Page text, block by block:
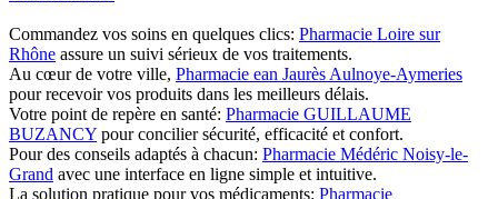
Commandez vos soins en quelques clics: Pharmacie Loire sur
Rhône assure un suivi sérieux de vos traitements.
Au cœur de votre ville, Pharmacie ean Jaurès Aulnoye-Aymeries
pour recevoir vos produits dans les meilleurs délais.
Votre point de repère en santé: Pharmacie GUILLAUME
BUZANCY pour concilier sécurité, efficacité et confort.
Pour des conseils adaptés à chacun: Pharmacie Médéric Noisy-le-
Grand avec une interface en ligne simple et intuitive.
La solution pratique pour vos médicaments: Pharmacie